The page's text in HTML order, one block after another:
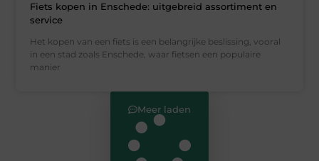
Fiets kopen in Enschede: uitgebreid assortiment en
service
Het kopen van een fiets is een belangrijke beslissing, vooral
in een stad zoals Enschede, waar fietsen een populaire
manier
Meer laden